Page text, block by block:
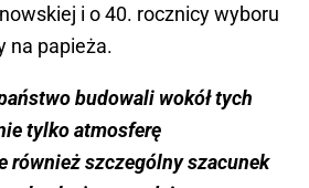
i o 40. rocznicy wyboru
na papieża.
budowali wokół tych
tylko atmosferę
również szczególny szacunek